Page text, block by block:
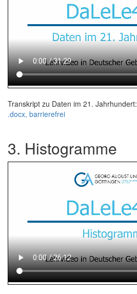
Transkript zu Daten im 21. Jahrhundert:
.docx, barrierefrei
3. Histogramme